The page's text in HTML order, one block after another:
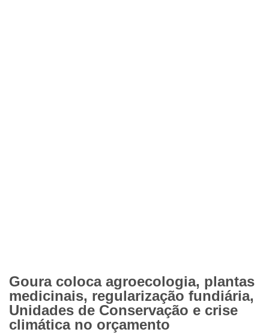
Goura coloca agroecologia, plantas
medicinais, regularização fundiária,
Unidades de Conservação e crise
climática no orçamento